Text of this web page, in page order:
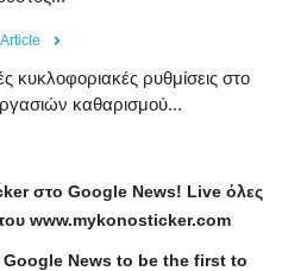
ρυθμίσεις στο
καθαρισμού...
στο Google News! Liveόλες
www.mykonosticker.com
Google News to be the first to